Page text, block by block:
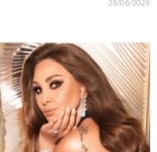
28/06/2026